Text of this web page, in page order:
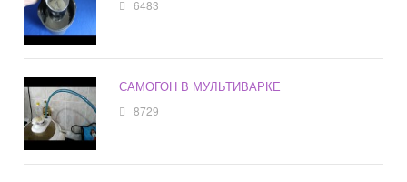
6483
САМОГОН В МУЛЬТИВАРКЕ
8729